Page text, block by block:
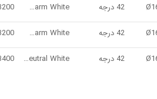
42 درجه 3000K - Warm White
42 درجه 3000K - Warm White
42 درجه 4000K - Neutral White